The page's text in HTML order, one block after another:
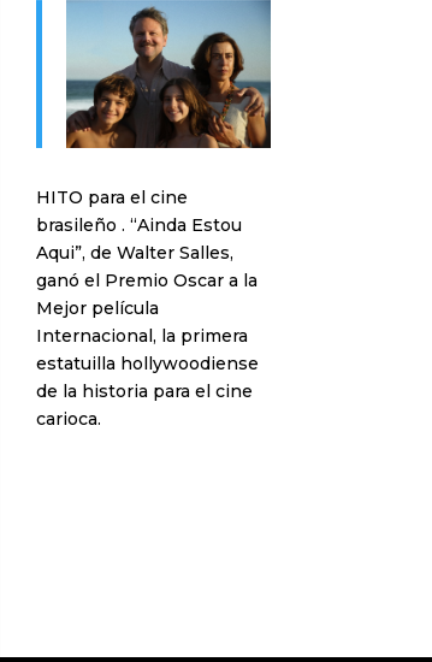
HITO para el cine
brasileño . “Ainda Estou
Aqui”, de Walter Salles,
ganó el Premio Oscar a la
Mejor película
Internacional, la primera
estatuilla hollywoodiense
de la historia para el cine
carioca.